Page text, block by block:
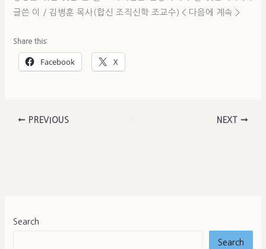
글쓴 이 / 김병훈 목사(합신 조직신학 조교수) < 다음에 계속 >
Share this:
Facebook X
PREVIOUS NEXT
Search
Search